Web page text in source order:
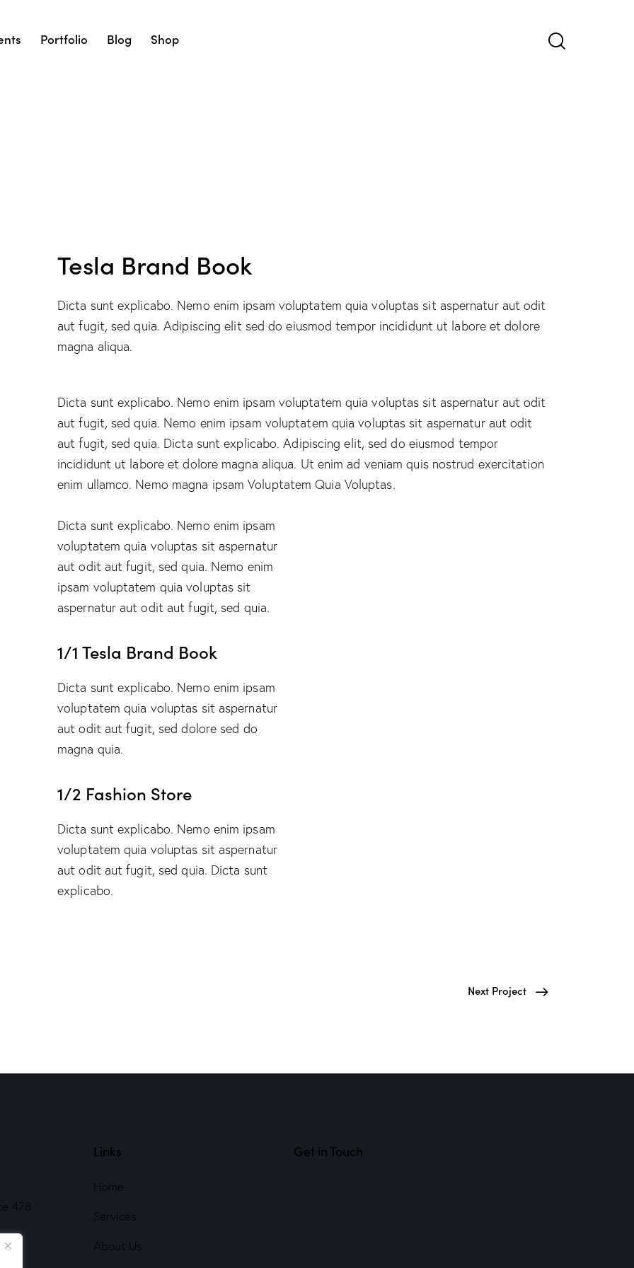
Portfolio Blog Shop
Tesla Brand Book
Dicta sunt explicabo. Nemo enim ipsam voluptatem quia voluptas sit aspernatur aut odit
aut fugit, sed quia. Adipiscing elit sed do eiusmod tempor incididunt ut labore et dolore
magna aliqua.
Dicta sunt explicabo. Nemo enim ipsam voluptatem quia voluptas sit aspernatur aut odit
aut fugit, sed quia. Nemo enim ipsam voluptatem quia voluptas sit aspernatur aut odit
aut fugit, sed quia. Dicta sunt explicabo. Adipiscing elit, sed do eiusmod tempor
incididunt ut labore et dolore magna aliqua. Ut enim ad veniam quis nostrud exercitation
enim ullamco. Nemo magna ipsamVoluptatem Quia Voluptas.
Dicta sunt explicabo. Nemo enim ipsam
voluptatem quia voluptas sit aspernatur
aut odit aut fugit, sed quia. Nemo enim
ipsam voluptatem quia voluptas sit
aspernatur aut odit aut fugit, sed quia.
1/1 Tesla Brand Book
Dicta sunt explicabo. Nemo enim ipsam
voluptatem quia voluptas sit aspernatur
aut odit aut fugit, sed dolore sed do
magna quia.
1/2 Fashion Store
Dicta sunt explicabo. Nemo enim ipsam
voluptatem quia voluptas sit aspernatur
aut odit aut fugit, sed quia. Dicta sunt
explicabo.
Next Project
478
Links
Home
Services
About Us
Get in Touch